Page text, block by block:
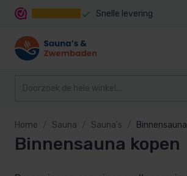
Snelle levering
Home Sauna Sauna's
Binnensauna kopen